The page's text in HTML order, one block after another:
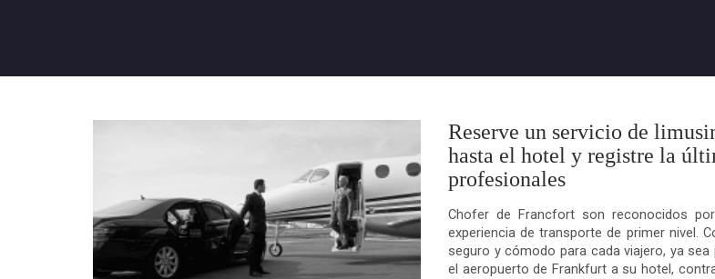
Reserve un servicio de
hasta el hotel y registre la
profesionales
Chofer de Francfort son reconocidos
experiencia de transporte de primer nivel.
seguro y cómodo para cada viajero, ya
el aeropuerto de Frankfurt a su hotel,